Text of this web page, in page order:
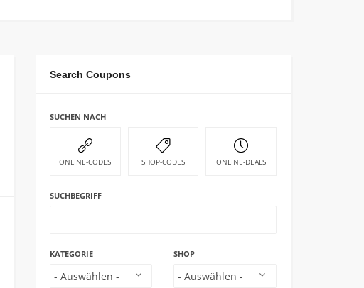
Search Coupons
SUCHEN NACH
ONLINE-CODES SHOP-CODES ONLINE-DEALS
SUCHBEGRIFF
KATEGORIE SHOP